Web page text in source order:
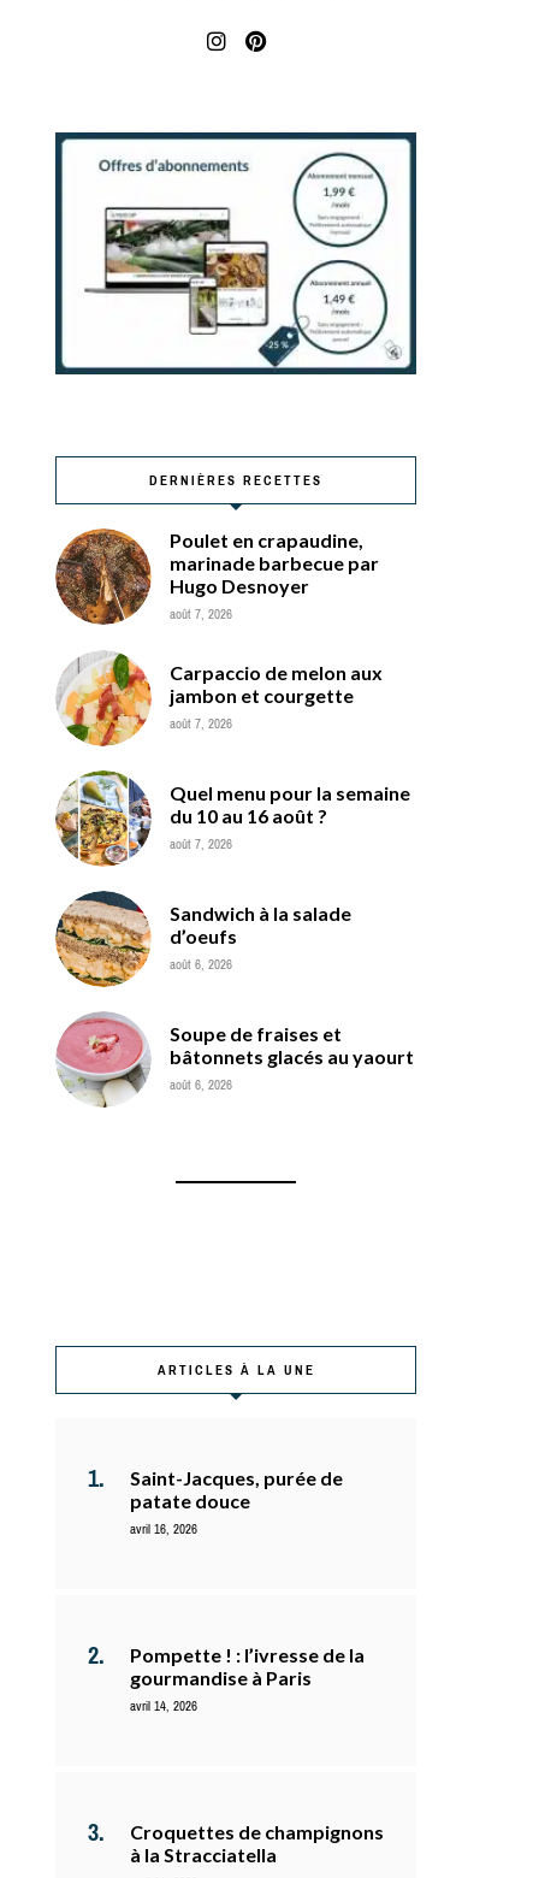
DERNIÈRES RECETTES
Poulet en crapaudine,
marinade barbecue par
Hugo Desnoyer
août 7, 2026
Carpaccio de melon aux
jambon et courgette
août 7, 2026
Quel menu pour la semaine
du 10 au 16 août ?
août 7, 2026
Sandwich à la salade
d’oeufs
août 6, 2026
Soupe de fraises et
bâtonnets glacés au yaourt
août 6, 2026
ARTICLES À LA UNE
Saint-Jacques, purée de
patate douce
avril 16, 2026
Pompette ! : l’ivresse de la
gourmandise à Paris
avril 14, 2026
Croquettes de champignons
à la Stracciatella